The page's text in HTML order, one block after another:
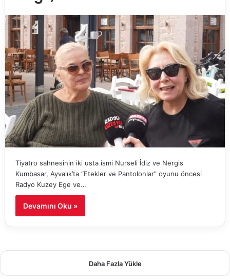
Tiyatro sahnesinin iki usta ismi Nurseli İdiz ve Nergis
Kumbasar, Ayvalık’ta “Etekler ve Pantolonlar” oyunu öncesi
Radyo Kuzey Ege ve…
Devamını Oku »
Daha Fazla Yükle